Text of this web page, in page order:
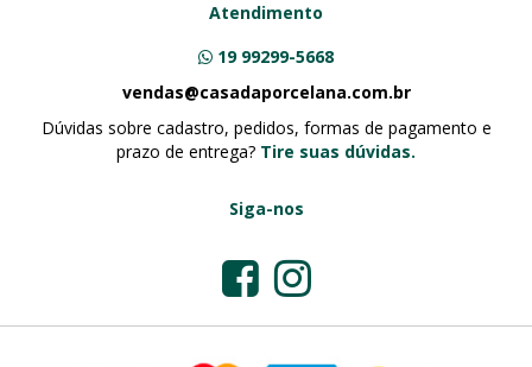
Atendimento
19 99299-5668
vendas@casadaporcelana.com.br
Dúvidas sobre cadastro, pedidos, formas de pagamento e
prazo de entrega? Tire suas dúvidas.
Siga-nos